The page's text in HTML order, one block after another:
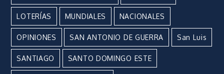
LOTERÍAS MUNDIALES NACIONALES
OPINIONES SAN ANTONIO DE GUERRA San Luis
SANTIAGO SANTO DOMINGO ESTE